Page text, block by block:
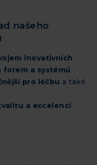
našeho
inovativních
a systémů
pro léčbu a také
a excelenci